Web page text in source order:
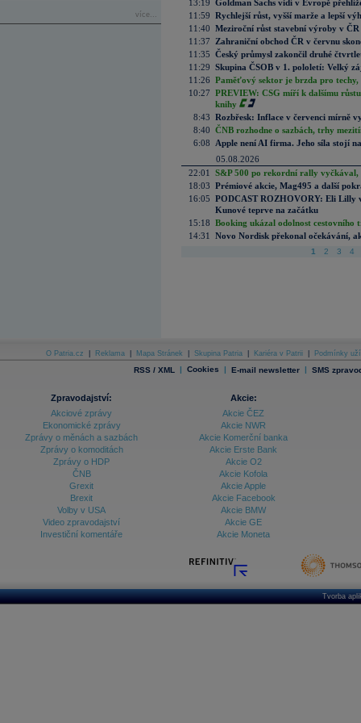
více...
13:19 Goldman Sachs vidí v Evropě
11:59 Rychlejší růst, vyšší marže a lepší
11:40 Meziroční růst stavební výroby v
11:37
Zahraniční obchod ČR v červnu
11:35 Český průmysl zakončil druhé
11:29 Skupina ČSOB v 1. pololetí: Velký
11:26 Paměťový sektor je brzda pro techy,
10:27 PREVIEW: CSG míří k dalšímu
knihy
8:43 Rozbřesk: Inflace v červenci mírně
8:40 ČNB rozhodne o sazbách, trhy
6:08
Apple není AI firma. Jeho síla stojí
05.08.2026
22:01
S&P 500 po rekordní rally vyčkával,
18:03 Prémiové akcie, Mag495 a další
16:05 PODCAST ROZHOVORY: Eli Lilly
Kunové teprve na začátku
15:18 Booking ukázal odolnost cestovního
14:31
Novo Nordisk překonal očekávání,
1 2 3 4
O Patria.cz Reklama Mapa Stránek Skupina Patria Kariéra v Patrii Podmínky
RSS / XML | Cookies | E-mail newsletter | SMS
Zpravodajství:
Akciové zprávy
Ekonomické zprávy
Zprávy o měnách a sazbách
Zprávy o komoditách
Zprávy o HDP
ČNB
Grexit
Brexit
Volby v USA
Video zpravodajství
Investiční komentáře
Akcie:
Akcie ČEZ
Akcie NWR
Akcie Komerční banka
Akcie Erste Bank
Akcie O2
Akcie Kofola
Akcie Apple
Akcie Facebook
Akcie BMW
Akcie GE
Akcie Moneta
Tvorba